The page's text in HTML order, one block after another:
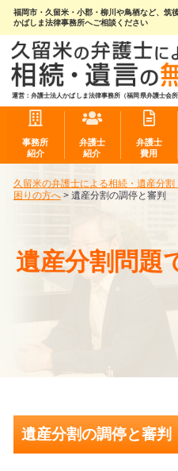
福岡市・久留米・小郡・柳川や鳥栖など、筑
かばしま法律事務所へご相談ください
運営：弁護士法人かばしま法律事務所（福岡県弁護士会所
事務所
紹介
弁護士
紹介
弁護士
費用
久留米の弁護士による相続・遺産分割
困りの方へ> 遺産分割の調停と審判
遺産分割問題
遺産分割の調停と審判